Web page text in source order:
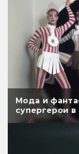
Мода и
супергерои